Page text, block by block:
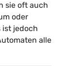
sie oft auch
oder
ist jedoch
alle